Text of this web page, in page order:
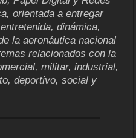
orientada a entregar
dinámica,
la aeronáutica nacional
relacionados con la
militar, industrial,
deportivo, social y